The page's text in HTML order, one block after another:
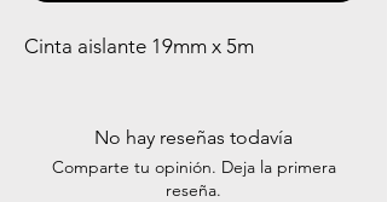
Cinta aislante 19mm x 5m
No hay reseñas todavía
Comparte tu opinión. Deja la primera
reseña.